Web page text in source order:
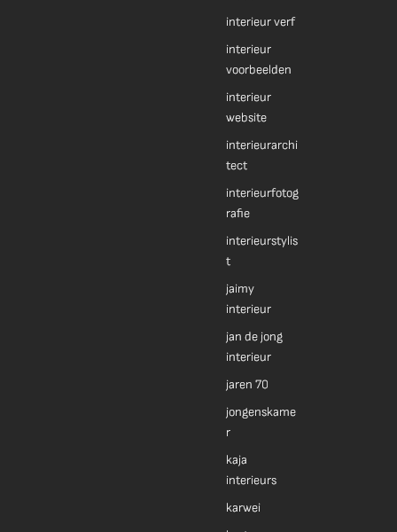
interieur verf
interieur
voorbeelden
interieur
website
interieurarchi
tect
interieurfotog
rafie
interieurstylis
t
jaimy
interieur
jan de jong
interieur
jaren 70
jongenskame
r
kaja
interieurs
karwei